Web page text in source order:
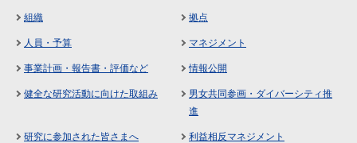
組織 拠点
人員・予算 マネジメント
事業計画・報告書・評価など 情報公開
健全な研究活動に向けた取組み
男女共同参画・ダイバーシティ推
進
研究に参加された皆さまへ 利益相反マネジメント